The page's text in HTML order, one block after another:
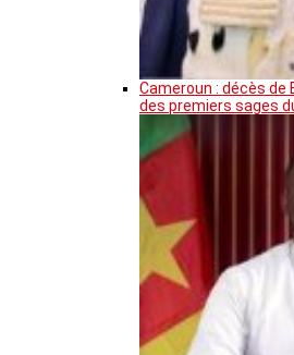
Cameroun : décès de
des premiers sages